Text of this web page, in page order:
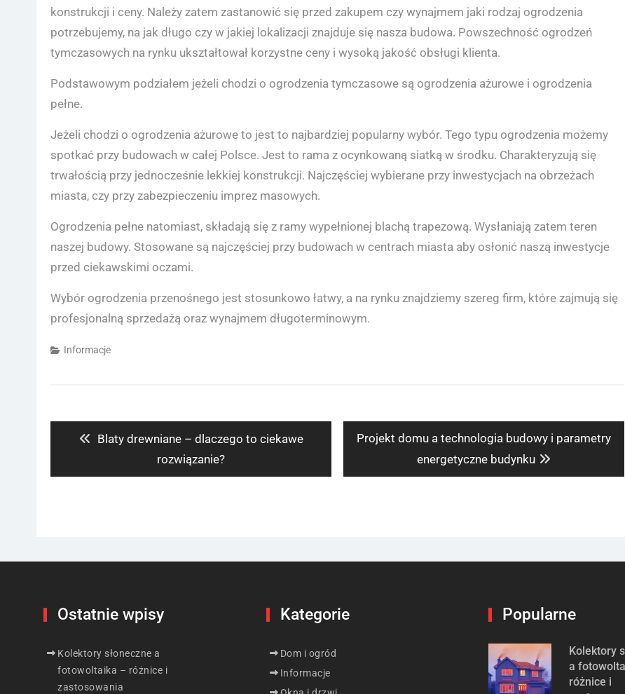
konstrukcji i ceny. Należy zatem zastanowić się przed zakupem czy wynajmem jaki rodzaj ogrodzenia
potrzebujemy, na jak długo czy w jakiej lokalizacji znajduje się nasza budowa. Powszechność ogrodzeń
tymczasowych na rynku ukształtował korzystne ceny i wysoką jakość obsługi klienta.
Podstawowym podziałem jeżeli chodzi o ogrodzenia tymczasowe są ogrodzenia ażurowe i ogrodzenia
pełne.
Jeżeli chodzi o ogrodzenia ażurowe to jest to najbardziej popularny wybór. Tego typu ogrodzenia możemy
spotkać przy budowach w całej Polsce. Jest to rama z ocynkowaną siatką w środku. Charakteryzują się
trwałością przy jednocześnie lekkiej konstrukcji. Najczęściej wybierane przy inwestycjach na obrzeżach
miasta, czy przy zabezpieczeniu imprez masowych.
Ogrodzenia pełne natomiast, składają się z ramy wypełnionej blachą trapezową. Wysłaniają zatem teren
naszej budowy. Stosowane są najczęściej przy budowach w centrach miasta aby osłonić naszą inwestycje
przed ciekawskimi oczami.
Wybór ogrodzenia przenośnego jest stosunkowo łatwy, a na rynku znajdziemy szereg firm, które zajmują się
profesjonalną sprzedażą oraz wynajmem długoterminowym.
Informacje
Previous
Blaty drewniane – dlaczego to ciekawe
rozwiązanie?
Next
Projekt domu a technologia budowy i parametry
energetyczne budynku
Ostatnie wpisy
Kolektory słoneczne a
fotowoltaika – różnice i
zastosowania
Kategorie
Dom i ogród
Informacje
Popularne
Kolektory
a
różnice i